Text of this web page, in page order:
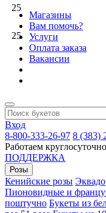
Магазины
Вам помочь?
Услуги
Оплата заказа
Вакансии
Вход
8-800-333-26-97 8 (383)
Работаем
ПОДДЕРЖКА
Розы
Кенийские розы
Пионовидные и
поштучно Букеты из
25
25